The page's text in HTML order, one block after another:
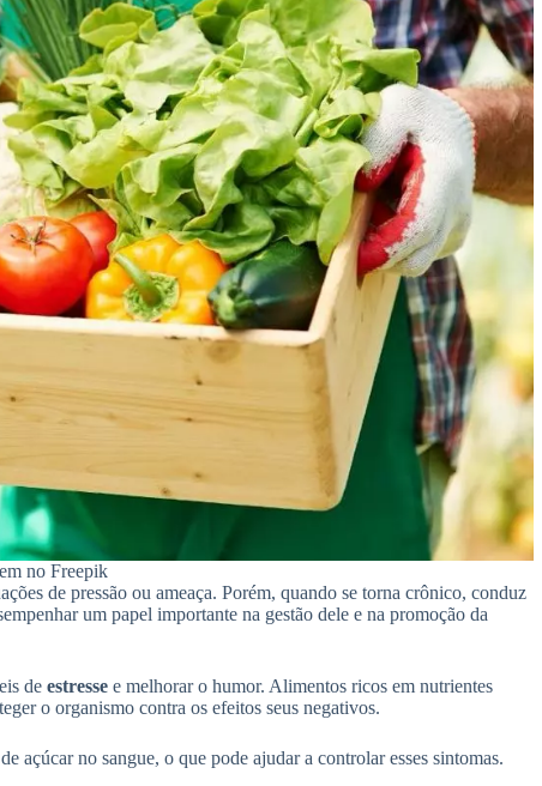
no Freepik
de pressão ou ameaça. Porém, quando se torna crônico, conduz
um papel importante na gestão dele e na promoção da
de estresse e melhorar o humor. Alimentos ricos em nutrientes
o organismo contra os efeitos seus negativos.
açúcar no sangue, o que pode ajudar a controlar esses sintomas.